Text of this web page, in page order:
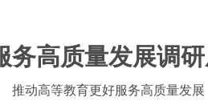
务高质量发展调
推动高等教育更好服务高质量发展